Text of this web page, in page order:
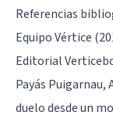
Referencias
Equipo Vértice
Editorial
Payás Puigarnau,
duelo desde un